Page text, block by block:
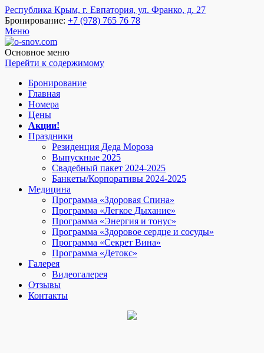
Республика Крым, г. Евпатория, ул. Франко, д. 27
Бронирование: +7 (978) 765 76 78
Меню
o-snov.com
Пансионат Евпатории - Озеро сновидений. Гостиница у моря в
Евпатории. Отель в Евпатории на берегу. Пансионат в
Евпатории с питанием. Отдых в Евпатории все включено.
Основное меню
Перейти к содержимому
Бронирование
Главная
Номера
Цены
Акции!
Праздники
Резиденция Деда Мороза
Выпускные 2025
Свадебный пакет 2024-2025
Банкеты/Корпоративы 2024-2025
Медицина
Программа «Здоровая Спина»
Программа «Легкое Дыхание»
Программа «Энергия и тонус»
Программа «Здоровое сердце и сосуды»
Программа «Секрет Вина»
Программа «Детокс»
Галерея
Видеогалерея
Отзывы
Контакты